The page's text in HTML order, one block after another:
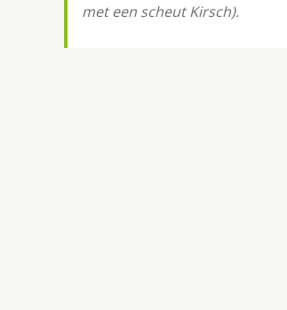
met een scheut Kirsch).